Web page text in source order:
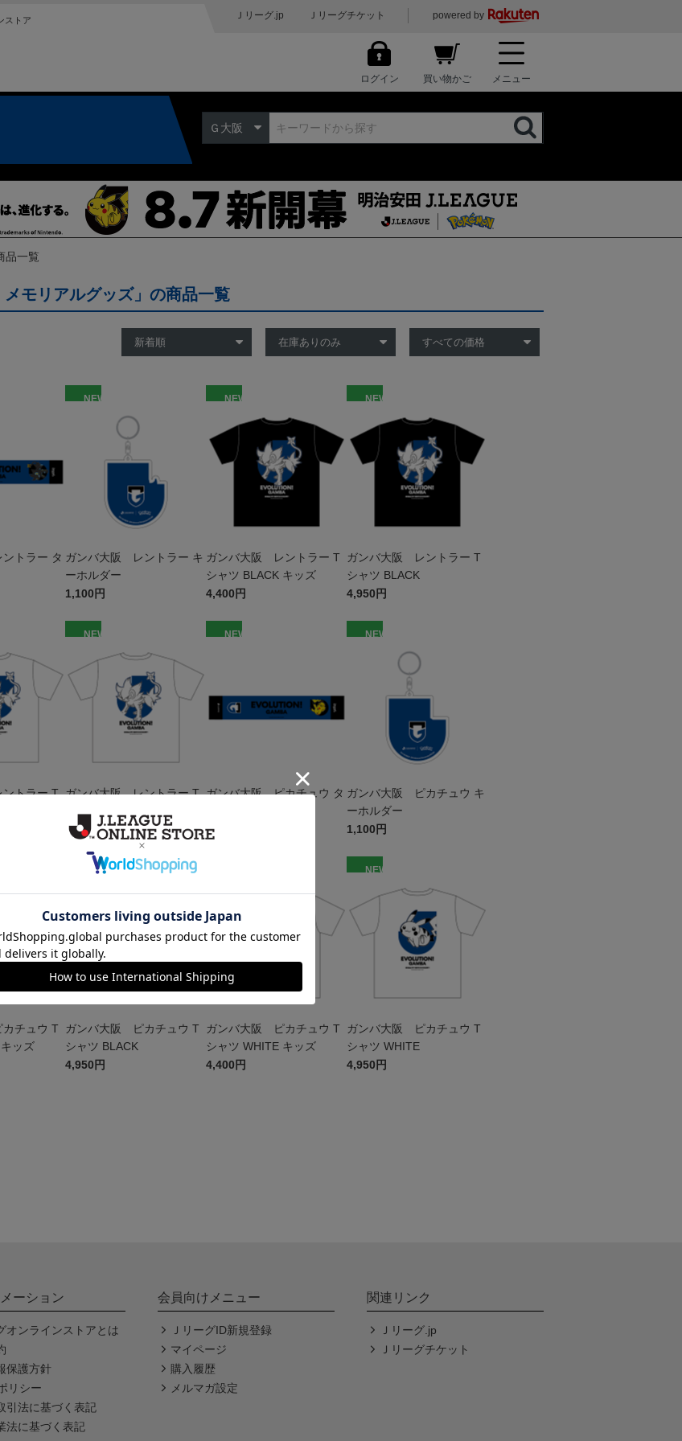
ストア Ｊリーグ.jp Ｊリーグチケット powered by
ログイン 買い物かご メニュー
Ｇ大阪
品一覧
メモリアルグッズ」の商品一覧
トラー タ
NEW
ガンバ大阪 レントラー キ
ーホルダー
1,100円
NEW
ガンバ大阪 レントラー T
シャツ BLACK キッズ
4,400円
NEW
ガンバ大阪 レントラー T
シャツ BLACK
4,950円
トラー T
ッズ
NEW
ガンバ大阪 レントラー T
4,950円
NEW
ガンバ大阪 ピカチュウ タ
2,500円
NEW
ガンバ大阪 ピカチュウ キ
ーホルダー
1,100円
チュウ T
ッズ
NEW
ガンバ大阪 ピカチュウ T
シャツ BLACK
4,950円
ガンバ大阪 ピカチュウ T
シャツ WHITE キッズ
4,400円
NEW
ガンバ大阪 ピカチュウ T
シャツ WHITE
4,950円
ーション
オンラインストアとは
保護方針
リシー
引法に基づく表記
法に基づく表記
会員向けメニュー
ＪリーグID新規登録
マイページ
購入履歴
メルマガ設定
関連リンク
Ｊリーグ.jp
Ｊリーグチケット